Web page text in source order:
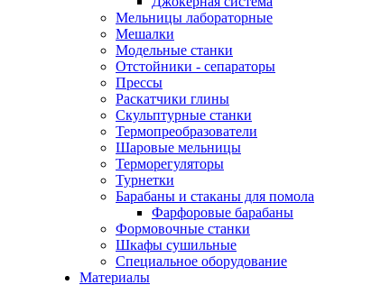
Мельницы лабораторные
Мешалки
Модельные станки
Отстойники - сепараторы
Прессы
Раскатчики глины
Скульптурные станки
Термопреобразователи
Шаровые мельницы
Терморегуляторы
Турнетки
Барабаны и стаканы для помола
Фарфоровые барабаны
Формовочные станки
Шкафы сушильные
Специальное оборудование
Материалы